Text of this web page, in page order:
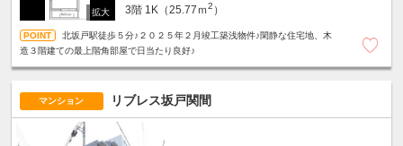
3階 1K（25.77ｍ2 ）
北坂戸駅徒歩５分♪２０２５年２月竣工築浅物件♪閑静な住宅地、木
造３階建ての最上階角部屋で日当たり良好♪
マンション リブレス坂戸関間